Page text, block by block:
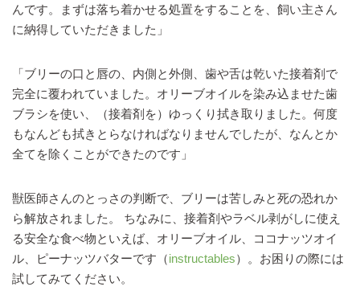
んです。まずは落ち着かせる処置をすることを、飼い主さん
に納得していただきました」
「ブリーの口と唇の、内側と外側、歯や舌は乾いた接着剤で
完全に覆われていました。オリーブオイルを染み込ませた歯
ブラシを使い、（接着剤を）ゆっくり拭き取りました。何度
もなんども拭きとらなければなりませんでしたが、なんとか
全てを除くことができたのです」
獣医師さんのとっさの判断で、ブリーは苦しみと死の恐れか
ら解放されました。 ちなみに、接着剤やラベル剥がしに使え
る安全な食べ物といえば、オリーブオイル、ココナッツオイ
ル、ピーナッツバターです（instructables）。お困りの際には
試してみてください。